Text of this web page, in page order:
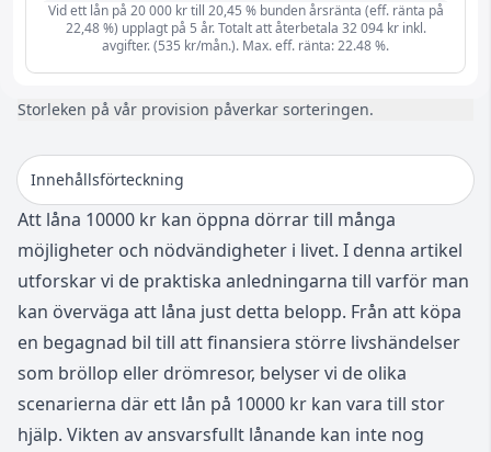
Vid ett lån på 20 000 kr till 20,45 % bunden årsränta (eff. ränta på
22,48 %) upplagt på 5 år. Totalt att återbetala 32 094 kr inkl.
avgifter. (535 kr/mån.). Max. eff. ränta: 22.48 %.
Storleken på vår provision påverkar sorteringen.
Att låna 10000 kr kan öppna dörrar till många
möjligheter och nödvändigheter i livet. I denna artikel
utforskar vi de praktiska anledningarna till varför man
kan överväga att låna just detta belopp. Från att köpa
en begagnad bil till att finansiera större livshändelser
som bröllop eller drömresor, belyser vi de olika
scenarierna där ett lån på 10000 kr kan vara till stor
hjälp. Vikten av ansvarsfullt lånande kan inte nog
Innehållsförteckning